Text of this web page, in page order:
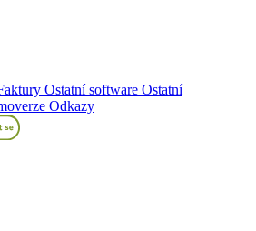
Ostatní software Ostatní
Odkazy